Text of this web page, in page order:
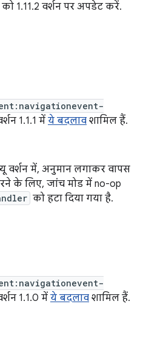
1.11.2 वर्शन पर अपडेट करें.
1.1.1 में ये बदलाव शामिल हैं.
वर्शन में, अनुमान लगाकर वापस
के लिए, जांच मोड में no-op
को हटा दिया गया है.
1.1.0 में ये बदलाव शामिल हैं.